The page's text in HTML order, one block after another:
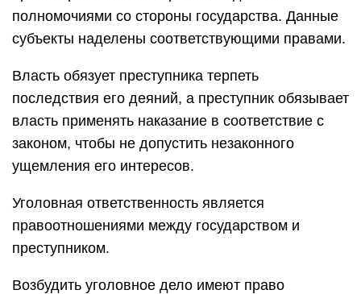
полномочиями со стороны государства. Данные
субъекты наделены соответствующими правами.
Власть обязует преступника терпеть
последствия его деяний, а преступник обязывает
власть применять наказание в соответствие с
законом, чтобы не допустить незаконного
ущемления его интересов.
Уголовная ответственность является
правоотношениями между государством и
преступником.
Возбудить уголовное дело имеют право